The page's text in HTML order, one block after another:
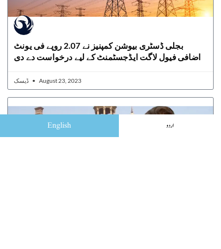
بجلی ڈسٹری بیوشن کمپنیز نے 2.07 روپے فی یونٹ
اضافی فیول لاگت ایڈجسٹمنٹ کے لیے درخواست دے دی
August 23, 2023
English اردو